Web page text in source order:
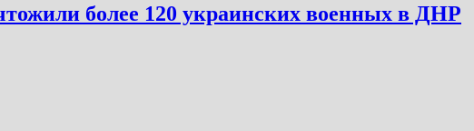
более 120 украинских военных в ДНР